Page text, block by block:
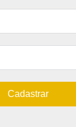
Cadastrar